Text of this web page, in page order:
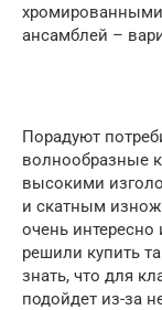
ансамблей –
Порадуют
волнообразные
высокими
и скатным
очень
решили купить
знать, что для
подойдет из-за